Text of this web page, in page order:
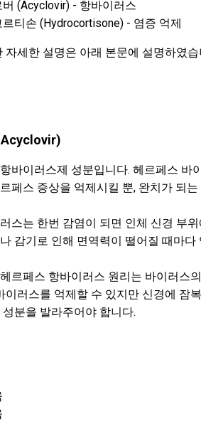
(Acyclovir) - 항바이러스
티손 (Hydrocortisone) - 염증 억제
자세한 설명은 아래 본문에 설명하였습
바이러스제 성분입니다. 헤르페스 바
페스 증상을 억제시킬 뿐, 완치가 되
스는 한번 감염이 되면 인체 신경 부
감기로 인해 면역력이 떨어질 때마다
르페스 항바이러스 원리는 바이러스
이러스를 억제할 수 있지만 신경에 잠
분을 발라주어야 합니다.